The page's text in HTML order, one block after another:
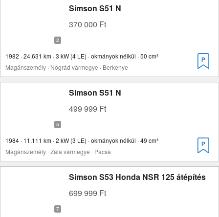
Simson S51 N
370 000 Ft
1982 · 24.631 km · 3 kW (4 LE) · okmányok nélkül · 50 cm³
Magánszemély · Nógrád vármegye · Berkenye
Simson S51 N
499 999 Ft
1984 · 11.111 km · 2 kW (3 LE) · okmányok nélkül · 49 cm³
Magánszemély · Zala vármegye · Pacsa
Simson S53 Honda NSR 125 átépítés
699 999 Ft